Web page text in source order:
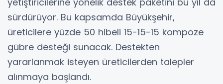
sürdürüyor. Bu kapsamda Büyükşehir,
üreticilere yüzde 50 hibeli 15-15-15 kompoze
gübre desteği sunacak. Destekten
yararlanmak isteyen üreticilerden talepler
alınmaya başlandı.